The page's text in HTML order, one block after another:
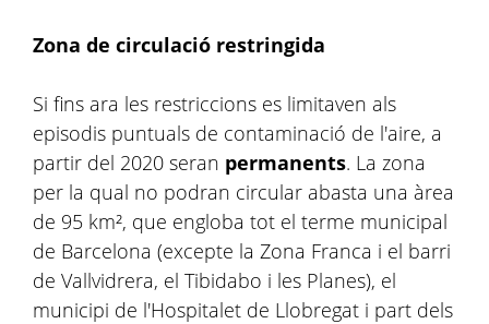
Zona de circulació restringida
Si fins ara les restriccions es limitaven als
episodis puntuals de contaminació de l'aire, a
partir del 2020 seran permanents. La zona
per la qual no podran circular abasta una àrea
de 95 km², que engloba tot el terme municipal
de Barcelona (excepte la Zona Franca i el barri
de Vallvidrera, el Tibidabo i les Planes), el
municipi de l'Hospitalet de Llobregat i part dels